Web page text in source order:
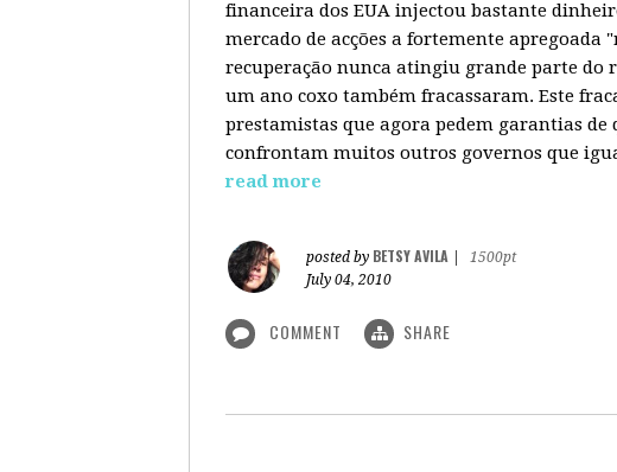
financeira dos EUA injectou bastante
mercado de acções a fortemente apregoada
recuperação nunca atingiu grande parte do
um ano coxo também fracassaram. Este
prestamistas que agora pedem garantias de
confrontam muitos outros governos que
read more
posted by BETSY AVILA
1500pt
July 04, 2010
COMMENT SHARE